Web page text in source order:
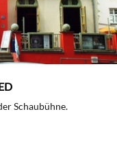
Schaubühne.